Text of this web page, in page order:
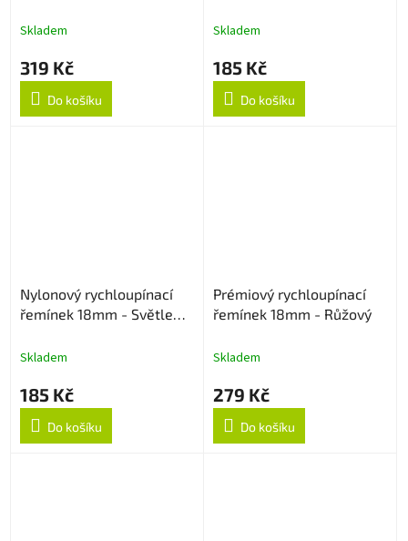
Skladem
319 Kč
Do košíku
Skladem
185 Kč
Do košíku
Nylonový rychloupínací
řemínek 18mm - Světle
Skladem
185 Kč
Do košíku
Prémiový rychloupínací
řemínek 18mm - Růžový
Skladem
279 Kč
Do košíku